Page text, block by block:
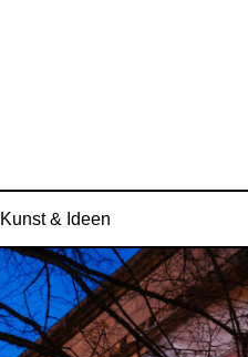
Kunst & Ideen